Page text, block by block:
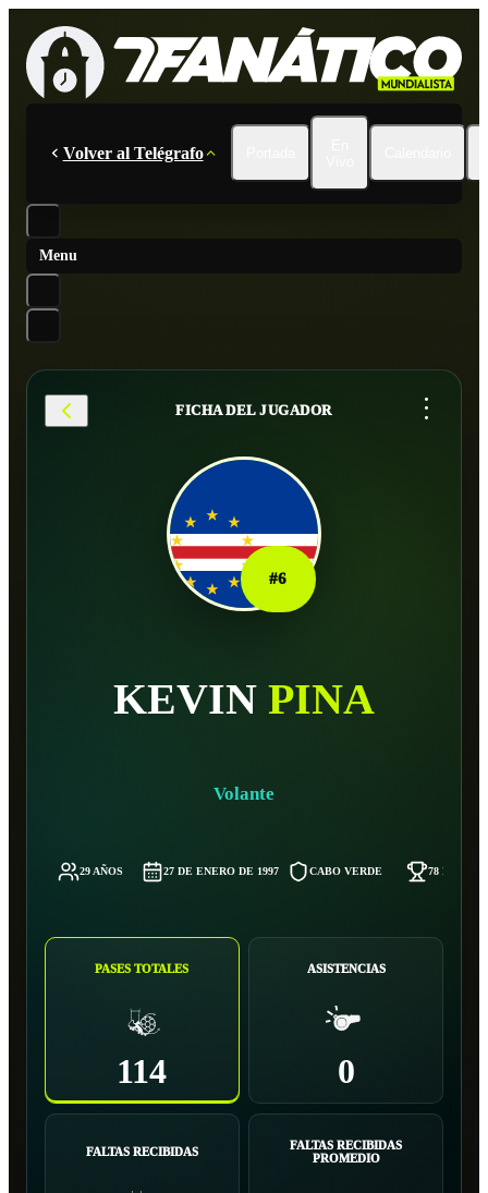
Volver al Telégrafo
Menu
FICHA DEL JUGADOR ...
#6
KEVIN PINA
Volante
29 AÑOS 27 DE ENERO DE 1997 CABO VERDE 78 KG
PASES TOTALES
114
ASISTENCIAS
0
FALTAS RECIBIDAS
FALTAS RECIBIDAS
PROMEDIO